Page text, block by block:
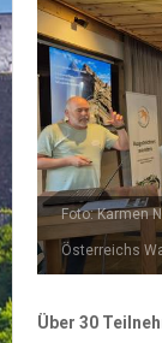
Foto: Karmen
Österreichs
Über 30